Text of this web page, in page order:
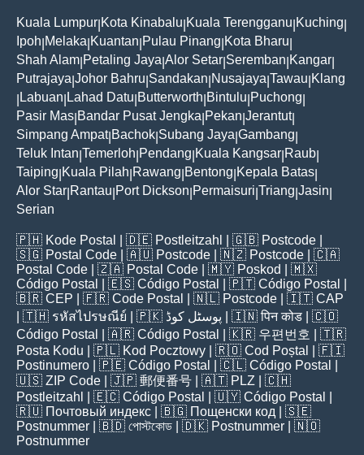
Kuala Lumpur Kota Kinabalu Kuala Terengganu Kuching
Ipoh Melaka Kuantan Pulau Pinang Kota Bharu
Shah Alam Petaling Jaya Alor Setar Seremban Kangar
Putrajaya Johor Bahru Sandakan Nusajaya Tawau Klang
Labuan Lahad Datu Butterworth Bintulu Puchong
Pasir Mas Bandar Pusat Jengka Pekan Jerantut|
Simpang Ampat| Bachok Subang Jaya Gambang
Teluk Intan Temerloh Pendang Kuala Kangsar Raub
Taiping Kuala Pilah Rawang Bentong Kepala Batas
Alor Star Rantau Port Dickson Permaisuri Triang Jasin
Serian
🇵🇭 Kode Postal | 🇩🇪 Postleitzahl | 🇬🇧 Postcode
🇸🇬 Postal Code | 🇦🇺 Postcode | 🇳🇿 Postcode | 🇨🇦
Postal Code | 🇿🇦 Postal Code | 🇲🇾 Poskod
| 🇲🇽
Código Postal
| 🇪🇸 Código Postal | 🇵🇹 Código Postal
🇧🇷 CEP | 🇫🇷 Code Postal | 🇳🇱 Postcode | 🇮🇹 CAP
| 🇹🇭 รหัสไปรษณีย์ | 🇵🇰 پوسٹل کوڈ | 🇮🇳पिन कोड | 🇨🇴
Código Postal
| 🇦🇷 Código Postal | 🇰🇷 우편번호
| 🇹🇷
Posta Kodu | 🇵🇱 Kod Pocztowy | 🇷🇴 Cod Poștal
| 🇫🇮
Postinumero | 🇵🇪 Código Postal | 🇨🇱 Código Postal
🇺🇸 ZIP Code | 🇯🇵 郵便番号 | 🇦🇹 PLZ | 🇨🇭
Postleitzahl
| 🇪🇨 Código Postal | 🇺🇾 Código Postal
🇷🇺 Почтовый индекс | 🇧🇬 Пощенски код | 🇸🇪
Postnummer | 🇧🇩 পোস্টকোড | 🇩🇰 Postnummer | 🇳🇴
Postnummer